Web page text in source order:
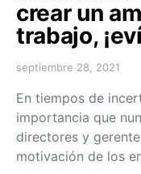
crear un
trabajo,
septiembre 28, 2021
En tiempos de
importancia que
directores y
motivación de los